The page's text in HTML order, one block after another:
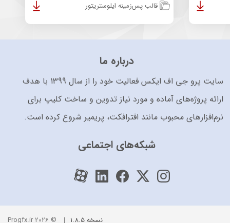
قالب پس‌زمینه ایلوستریتور
درباره ما
سایت پرو جی اف ایکس فعالیت خود را از سال 1399 با هدف
ارائه پروژه‌های آماده و مورد نیاز تدوین و ساخت کلیپ برای
نرم‌افزارهای محبوب مانند افترافکت، پریمیر شروع کرده است.
شبکه‌های اجتماعی
نسخه 1.8.5 © 2026 Progfx.ir